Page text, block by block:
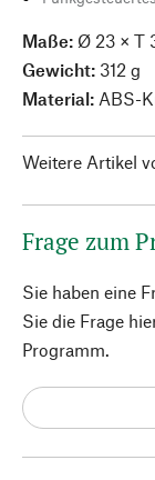
Maße: Ø 23 × T
Gewicht: 312 g
Material: ABS-
Weitere Artikel
Frage zum
Sie haben eine
Sie die Frage
Programm.